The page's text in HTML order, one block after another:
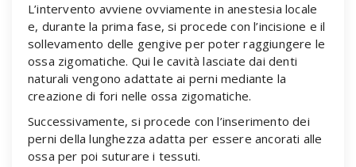
L’intervento avviene ovviamente in anestesia locale
e, durante la prima fase, si procede con l’incisione e il
sollevamento delle gengive per poter raggiungere le
ossa zigomatiche. Qui le cavità lasciate dai denti
naturali vengono adattate ai perni mediante la
creazione di fori nelle ossa zigomatiche.
Successivamente, si procede con l’inserimento dei
perni della lunghezza adatta per essere ancorati alle
ossa per poi suturare i tessuti.